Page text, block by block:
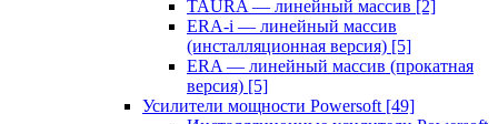
TAURA — линейный массив [2]
ERA-i — линейный массив
(инсталляционная версия) [5]
ERA — линейный массив (прокатная
версия) [5]
Усилители мощности Powersoft [49]